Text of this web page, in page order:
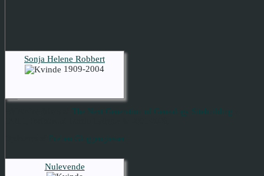
Sonja Helene Robbert
1909-2004
Nulevende
Skift til standardvisning
The Next Generation of Genealogy Sitebuilding
Preben Gloggengiesser